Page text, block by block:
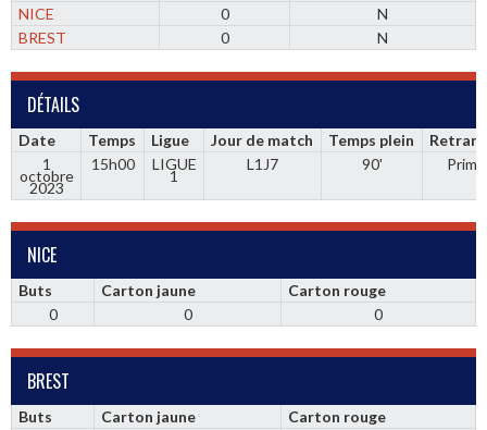
NICE
0
N
BREST
0 N
DÉTAILS
Date Temps Ligue Jour de match Temps plein
1
octobre
2023
15h00 LIGUE
1
L1J7 90'
NICE
Buts Carton jaune
Carton rouge
0
0 0
BREST
Buts Carton jaune
Carton rouge